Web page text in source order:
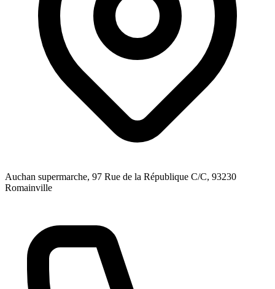
Auchan supermarche, 97 Rue de la République C/C, 93230
Romainville